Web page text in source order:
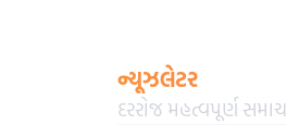
ન્યૂઝલેટર
દરરોજ મહત્વપૂર્ણ